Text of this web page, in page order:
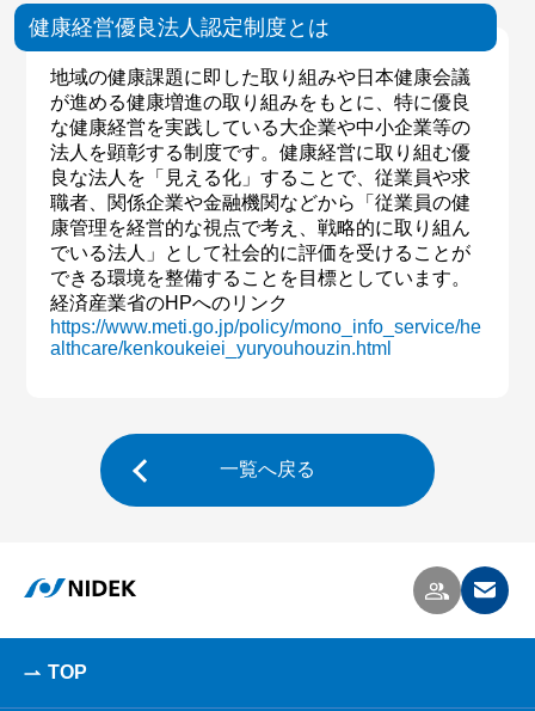
健康経営優良法人認定制度とは
地域の健康課題に即した取り組みや日本健康会議
が進める健康増進の取り組みをもとに、特に優良
な健康経営を実践している大企業や中小企業等の
法人を顕彰する制度です。健康経営に取り組む優
良な法人を「見える化」することで、従業員や求
職者、関係企業や金融機関などから「従業員の健
康管理を経営的な視点で考え、戦略的に取り組ん
でいる法人」として社会的に評価を受けることが
できる環境を整備することを目標としています。
経済産業省のHPへのリンク
https://www.meti.go.jp/policy/mono_info_service/he
althcare/kenkoukeiei_yuryouhouzin.html
一覧へ戻る
TOP